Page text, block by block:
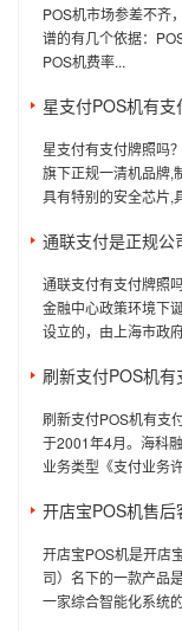
POS机市场参差不齐
谱的有几个依据：
POS机费率...
星支付POS机有支
星支付有支付牌照吗
旗下正规一清机品牌,
具有特别的安全芯片,
通联支付是正规公
通联支付有支付牌照
金融中心政策环境下
设立的，由上海市政
刷新支付POS机有
刷新支付POS机有支
于2001年4月。海科
业务类型《支付业务
开店宝POS机售后
开店宝POS机是开店
司）名下的一款产品
一家综合智能化系统